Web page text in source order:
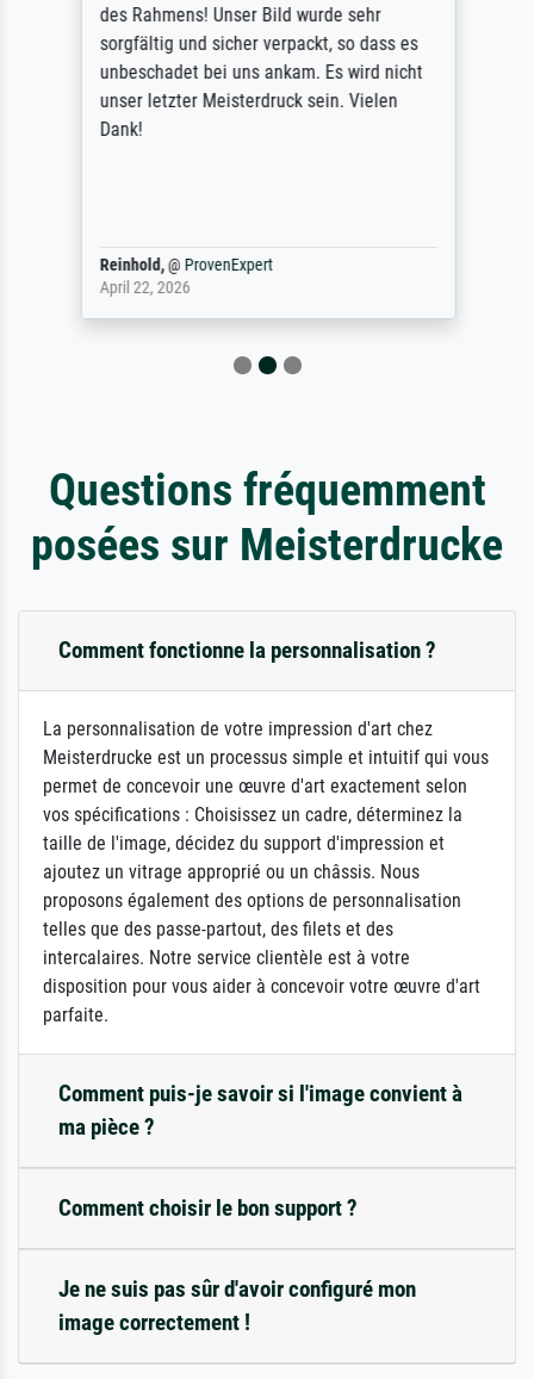
des Rahmens! Unser Bild wurde sehr
sorgfältig und sicher verpackt, so dass es
unbeschadet bei uns ankam. Es wird nicht
unser letzter Meisterdruck sein. Vielen
Dank!
Reinhold,@ ProvenExpert
April 22, 2026
Questions fréquemment
posées sur Meisterdrucke
Comment fonctionne la personnalisation ?
La personnalisation de votre impression d'art chez
Meisterdrucke est un processus simple et intuitif qui vous
permet de concevoir une œuvre d'art exactement selon
vos spécifications : Choisissez un cadre, déterminez la
taille de l'image, décidez du support d'impression et
ajoutez un vitrage approprié ou un châssis. Nous
proposons également des options de personnalisation
telles que des passe-partout, des filets et des
intercalaires. Notre service clientèle est à votre
disposition pour vous aider à concevoir votre œuvre d'art
parfaite.
Comment puis-je savoir si l'image convient à
ma pièce ?
Comment choisir le bon support ?
Je ne suis pas sûr d'avoir configuré mon
image correctement !